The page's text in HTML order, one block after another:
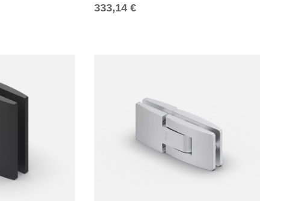
Normaler Preis
333,14 €